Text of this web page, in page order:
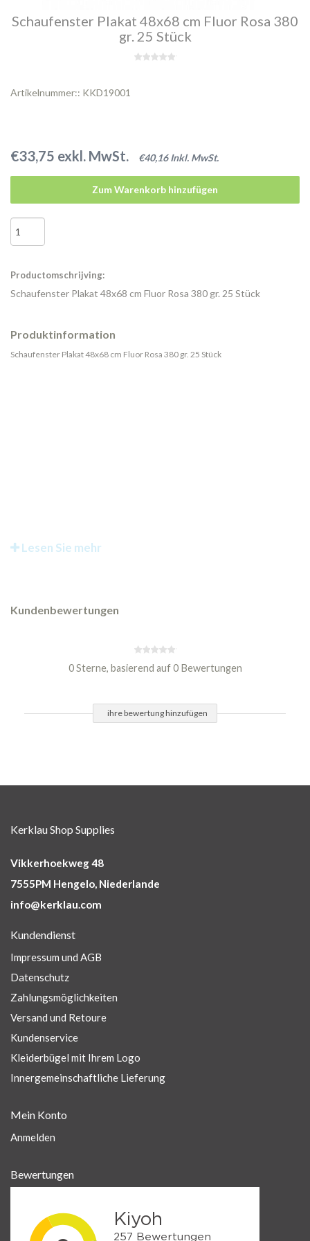
Schaufenster Plakat 48x68 cm Fluor Rosa 380
gr. 25 Stück
Artikelnummer:: KKD19001
€33,75 exkl. MwSt. €40,16 Inkl. MwSt.
Zum Warenkorb hinzufügen
Productomschrijving:
Schaufenster Plakat 48x68 cm Fluor Rosa 380 gr. 25 Stück
Produktinformation
Schaufenster Plakat 48x68 cm Fluor Rosa 380 gr. 25 Stück
Lesen Sie mehr
Kundenbewertungen
0 Sterne, basierend auf 0 Bewertungen
ihre bewertung hinzufügen
Kerklau Shop Supplies
Vikkerhoekweg 48
7555PM Hengelo, Niederlande
info@kerklau.com
Kundendienst
Impressum und AGB
Datenschutz
Zahlungsmöglichkeiten
Versand und Retoure
Kundenservice
Kleiderbügel mit Ihrem Logo
Innergemeinschaftliche Lieferung
Mein Konto
Anmelden
Bewertungen